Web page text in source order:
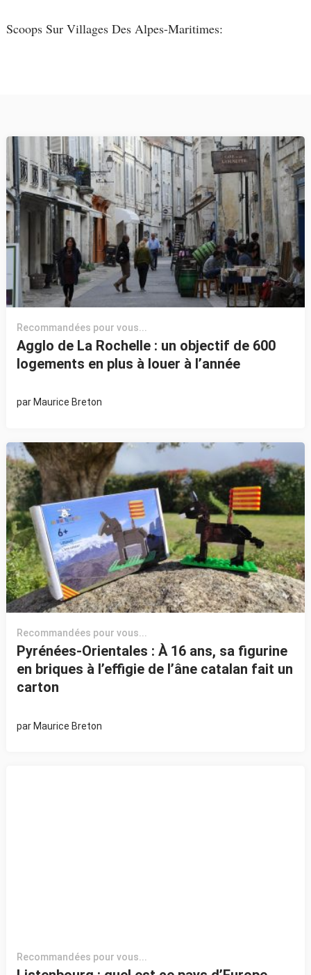
Scoops Sur Villages Des Alpes-Maritimes:
Recommandées pour vous...
Agglo de La Rochelle : un objectif de 600
logements en plus à louer à l’année
par Maurice Breton
Recommandées pour vous...
Pyrénées-Orientales : À 16 ans, sa figurine
en briques à l’effigie de l’âne catalan fait un
carton
par Maurice Breton
Recommandées pour vous...